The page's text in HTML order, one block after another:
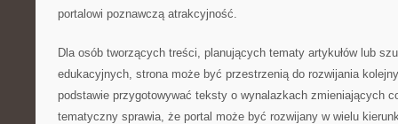
portalowi poznawczą atrakcyjność.
Dla osób tworzących treści, planujących tematy artykułów lub
edukacyjnych, strona może być przestrzenią do rozwijania
podstawie przygotowywać teksty o wynalazkach zmieniających
tematyczny sprawia, że portal może być rozwijany w wielu